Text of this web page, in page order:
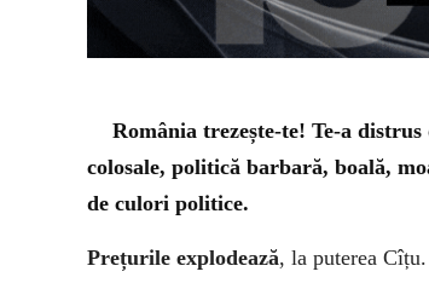
România trezește-te! Te-a
colosale, politică barbară, boală,
de culori politice.
Prețurile explodează, la puterea